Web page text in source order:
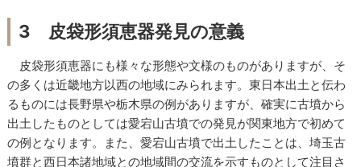
3 皮袋形須恵器発見の意義
皮袋形須恵器にも様々な形態や文様のものがありますが、そ
の多くは近畿地方以西の地域にみられます。東日本出土と伝わ
るものには長野県や栃木県の例がありますが、確実に古墳から
出土したものとしては愛宕山古墳での発見が関東地方で初めて
の例となります。また、愛宕山古墳で出土したことは、埼玉古
墳群と西日本諸地域との地域間の交流を示すものとして注目さ